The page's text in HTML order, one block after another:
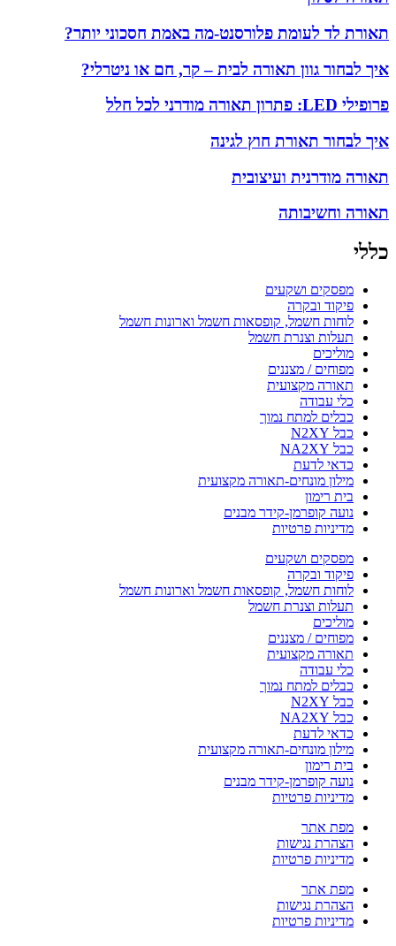
תאורת לד לעומת פלורסנט-מה באמת חסכוני יותר?
איך לבחור גוון תאורה לבית – קר, חם או ניטרלי?
פרופילי LED: פתרון תאורה מודרני לכל חלל
איך לבחור תאורת חוץ לגינה
תאורה מודרנית ועיצובית
תאורה וחשיבותה
כללי
מפסקים ושקעים
פיקוד ובקרה
לוחות חשמל, קופסאות חשמל וארונות חשמל
תעלות וצנרת חשמל
מוליכים
מפוחים / מצננים
תאורה מקצועית
כלי עבודה
כבלים למתח נמוך
כבל N2XY
כבל NA2XY
כדאי לדעת
מילון מונחים-תאורה מקצועית
בית רימון
נועה קופרמן-קידר מבנים
מדיניות פרטיות
מפסקים ושקעים
פיקוד ובקרה
לוחות חשמל, קופסאות חשמל וארונות חשמל
תעלות וצנרת חשמל
מוליכים
מפוחים / מצננים
תאורה מקצועית
כלי עבודה
כבלים למתח נמוך
כבל N2XY
כבל NA2XY
כדאי לדעת
מילון מונחים-תאורה מקצועית
בית רימון
נועה קופרמן-קידר מבנים
מדיניות פרטיות
מפת אתר
הצהרת נגישות
מדיניות פרטיות
מפת אתר
הצהרת נגישות
מדיניות פרטיות